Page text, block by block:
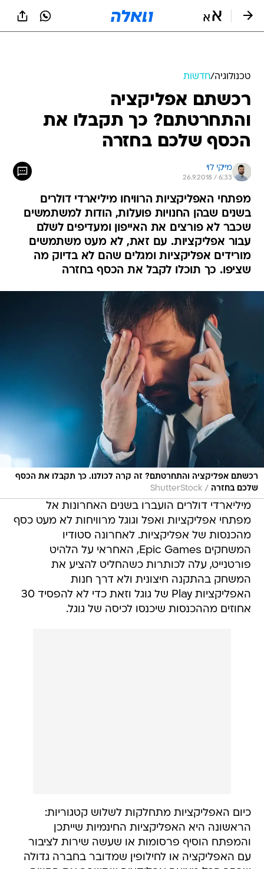
טכנולוגיה/חדשות
רכשתם אפליקציה
והתחרטתם? כך תקבלו את
הכסף שלכם בחזרה
מייקי לוי
26.9.2018 / 6:33
מפתחי האפליקציות הרוויחו מיליארדי דולרים
בשנים שבהן החנויות פועלות, הודות למשתמשים
שכבר לא פורצים את האייפון ומעדיפים לשלם
עבור אפליקציות. עם זאת, לא מעט משתמשים
מורידים אפליקציות ומגלים שהם לא בדיוק מה
שציפו. כך תוכלו לקבל את הכסף בחזרה
רכשתם אפליקציה והתחרטתם? זה קרה לכולנו. כך תקבלו את הכסף
שלכם בחזרה /
ShutterStock
מיליארדי דולרים הועברו בשנים האחרונות אל
מפתחי אפליקציות ואפל וגוגל מרוויחות לא מעט כסף
מהכנסות של אפליקציות. לאחרונה סטודיו
המשחקים Epic Games, האחראי על הלהיט
פורטנייט, עלה לכותרות כשהחליט להציע את
המשחק בהתקנה חיצונית ולא דרך חנות
האפליקציות Play של גוגל וזאת כדי לא להפסיד 30
אחוזים מההכנסות שיכנסו לכיסה של גוגל.
כיום האפליקציות מתחלקות לשלוש קטגוריות:
הראשונה היא האפליקציות החינמיות שייתכן
והמפתח הוסיף פרסומות או שעשה שירות לציבור
עם האפליקציה או לחילופין שמדובר בחברה גדולה